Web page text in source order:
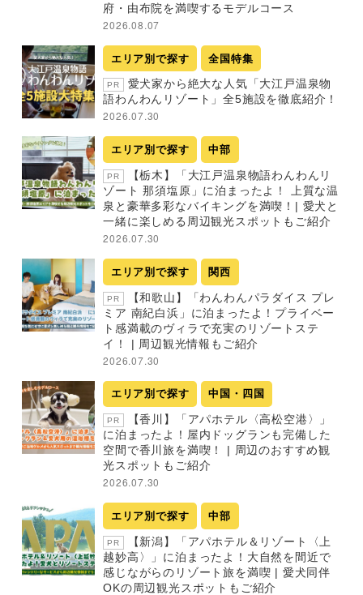
府・由布院を満喫するモデルコース
2026.08.07
エリア別で探す 全国特集
PR
愛犬家から絶大な人気「大江戸温泉物
語わんわんリゾート」全5施設を徹底紹介！
2026.07.30
エリア別で探す 中部
PR
【栃木】「大江戸温泉物語わんわんリ
ゾート 那須塩原」に泊まったよ！ 上質な温
泉と豪華多彩なバイキングを満喫！| 愛犬と
一緒に楽しめる周辺観光スポットもご紹介
2026.07.30
エリア別で探す 関西
PR
【和歌山】「わんわんパラダイス プレ
ミア 南紀白浜」に泊まったよ！プライベー
ト感満載のヴィラで充実のリゾートステ
イ！ | 周辺観光情報もご紹介
2026.07.30
エリア別で探す 中国・四国
PR
【香川】「アパホテル〈高松空港〉」
に泊まったよ！屋内ドッグランも完備した
空間で香川旅を満喫！ | 周辺のおすすめ観
光スポットもご紹介
2026.07.30
エリア別で探す 中部
PR
【新潟】「アパホテル＆リゾート〈上
越妙高〉」に泊まったよ！大自然を間近で
感じながらのリゾート旅を満喫 | 愛犬同伴
OKの周辺観光スポットもご紹介